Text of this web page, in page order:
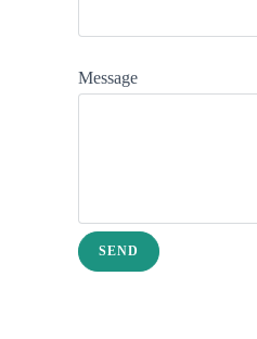
Message